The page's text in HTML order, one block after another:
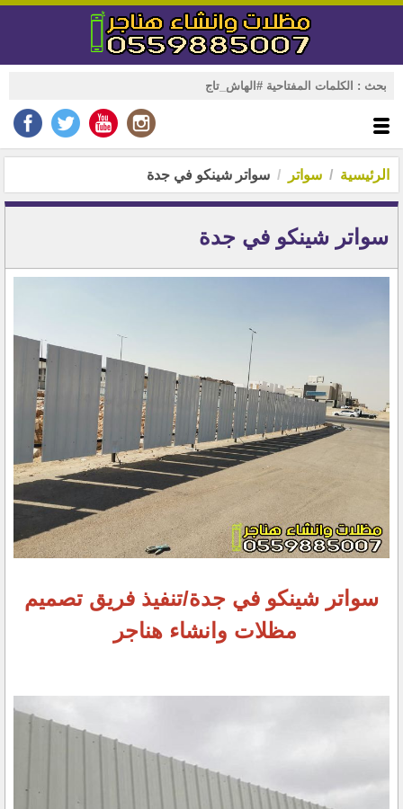
الرئيسية سواتر سواتر شينكو في جدة
سواتر شينكو في جدة
سواتر شينكو في جدة/تنفيذ فريق تصميم
مظلات وانشاء هناجر